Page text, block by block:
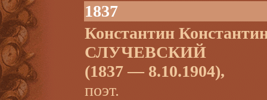
1837
Константин
СЛУЧЕВСКИЙ
(1837 — 8.10.1904),
поэт.